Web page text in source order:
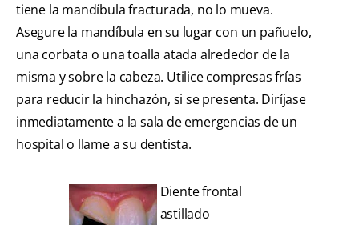
tiene la mandíbula fracturada, no lo mueva.
Asegure la mandíbula en su lugar con un pañuelo,
una corbata o una toalla atada alrededor de la
misma y sobre la cabeza. Utilice compresas frías
para reducir la hinchazón, si se presenta. Diríjase
inmediatamente a la sala de emergencias de un
hospital o llame a su dentista.
Diente frontal
astillado